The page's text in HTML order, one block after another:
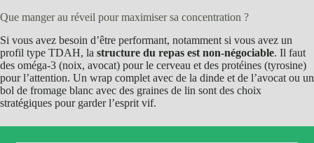
Que manger au réveil pour maximiser sa concentration ?
Si vous avez besoin d’être performant, notamment si vous avez un
profil type TDAH, la structure du repas est non-négociable. Il faut
des oméga-3 (noix, avocat) pour le cerveau et des protéines (tyrosine)
pour l’attention. Un wrap complet avec de la dinde et de l’avocat ou un
bol de fromage blanc avec des graines de lin sont des choix
stratégiques pour garder l’esprit vif.